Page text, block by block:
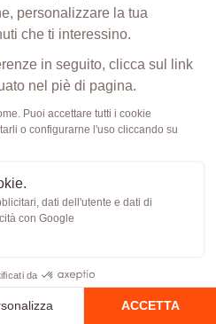
personalizzare la tua
che ti interessino.
in seguito, clicca sul link
nel piè di pagina.
Puoi accettare tutti i cookie
o configurarne l'uso cliccando su
dati dell'utente e dati di
con Google
da
ACCETTA
un' e-mail